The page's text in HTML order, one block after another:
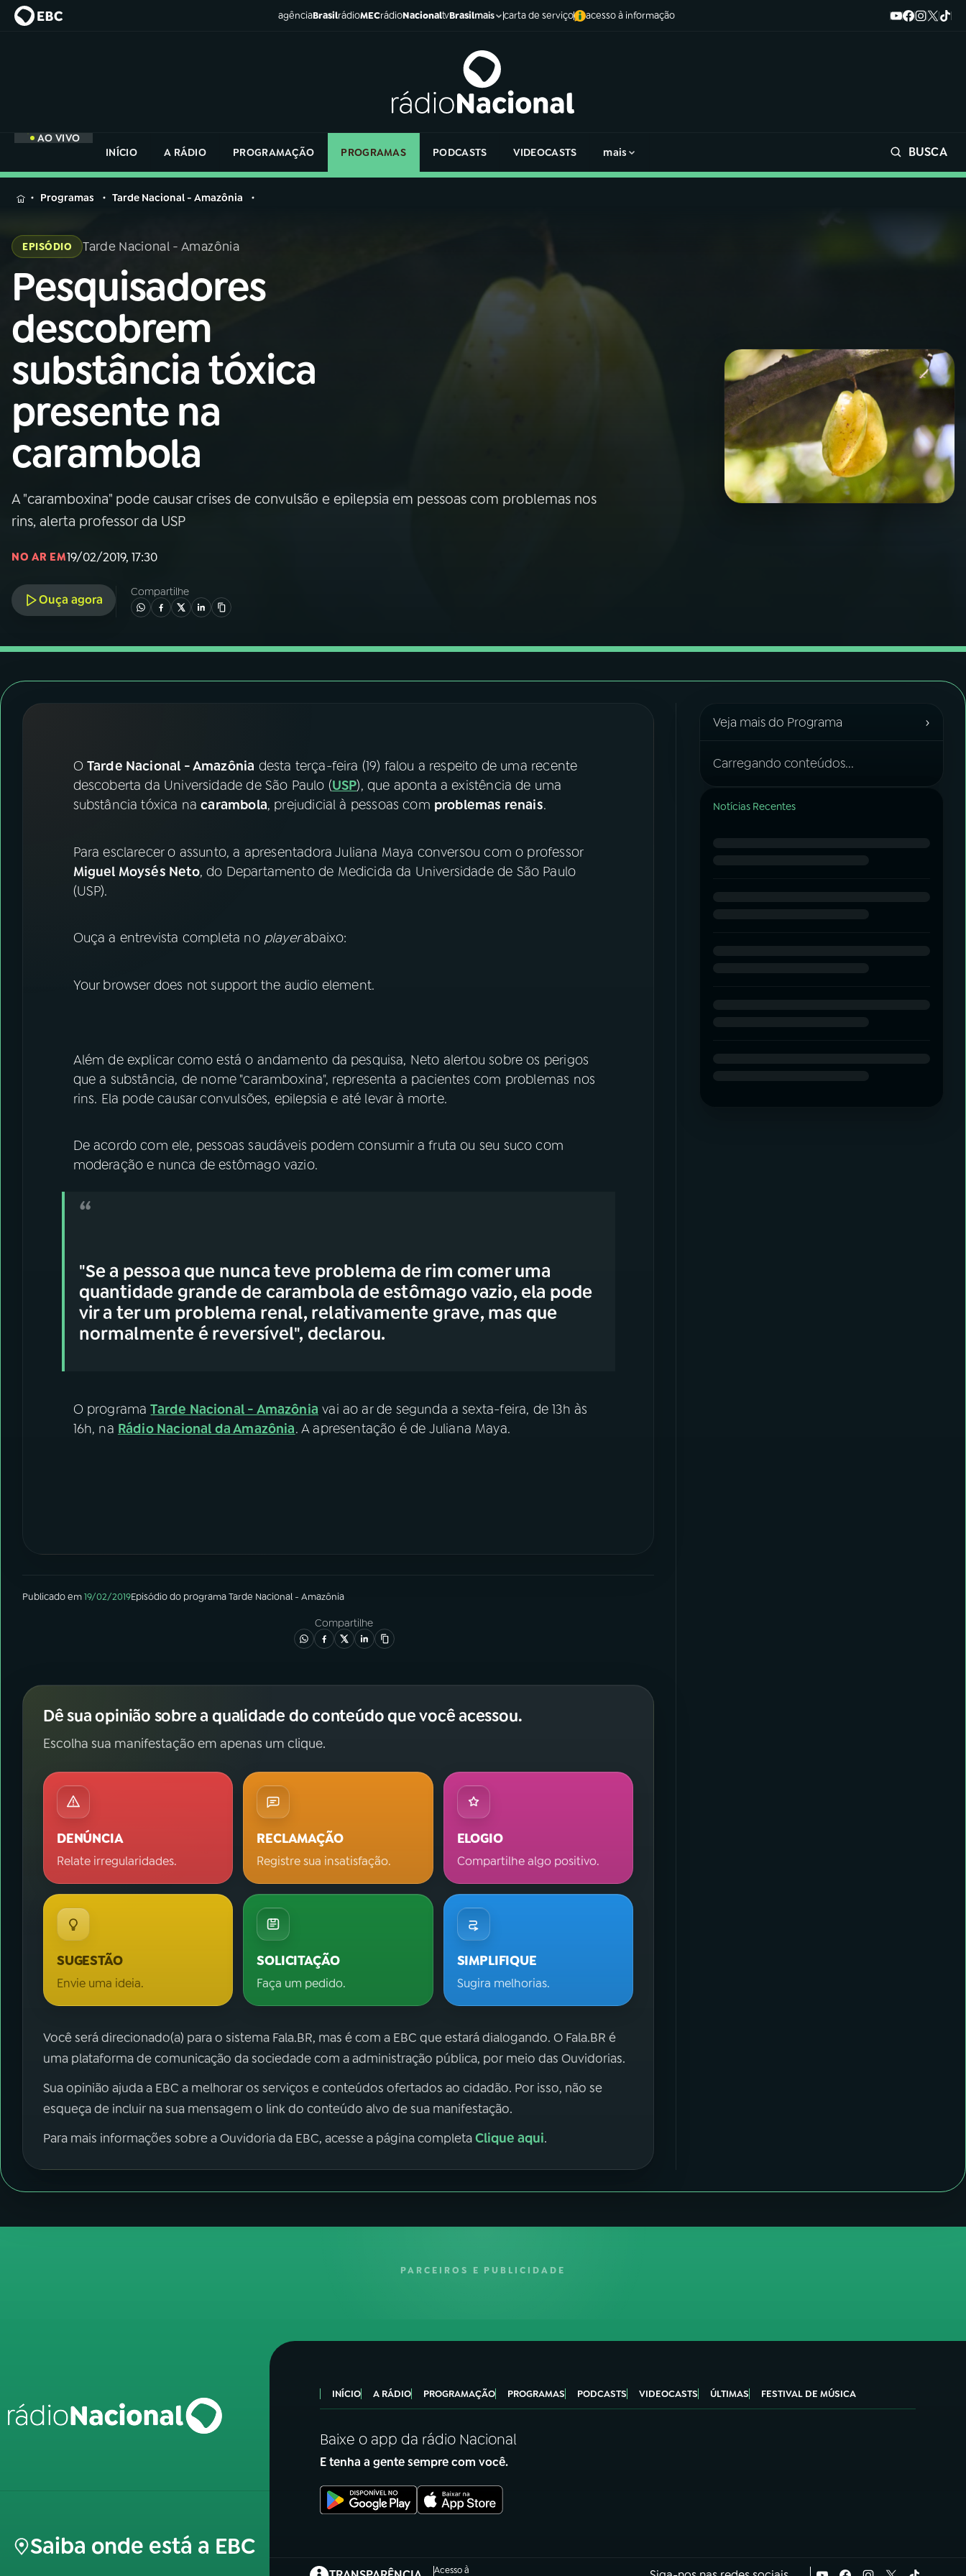
agênciaBrasilrádioMECrádioNacionaltvBrasilmais carta de serviço acesso à informação
AO VIVO
INÍCIO
A RÁDIO PROGRAMAÇÃO PROGRAMAS PODCASTS VIDEOCASTS mais BUSCA
MENU
Buscar
na
Rádio
Nacional
01 INÍCIO
02A RÁDIO
03 PROGRAMAÇÃO
04PROGRAMAS
05 PODCASTS
06VIDEOCASTS
07ÚLTIMAS
YouTube Facebook
Instagram X
na
Rádio
Programas Tarde Nacional - Amazônia
EPISÓDIO Tarde Nacional - Amazônia
Pesquisadores
descobrem
substância tóxica
presente na
carambola
A "caramboxina" pode causar crises de convulsão e epilepsia em pessoas com problemas nos
rins, alerta professor da USP
NO AR EM19/02/2019, 17:30
Ouça agora
Compartilhe
O Tarde Nacional - Amazônia desta terça-feira (19) falou a respeito de uma recente
descoberta da Universidade de São Paulo (USP), que aponta a existência de uma
substância tóxica nacarambola, prejudicial à pessoas com problemas renais.
Para esclarecer o assunto, a apresentadora Juliana Maya conversou com o professor
Miguel Moysés Neto, do Departamento de Medicida da Universidade de São Paulo
(USP).
Ouça a entrevista completa no playerabaixo:
Your browser does not support the audio element.
Além de explicar como está o andamento da pesquisa, Neto alertou sobre os perigos
que a substância, de nome "caramboxina", representa a pacientes com problemas nos
rins. Ela pode causar convulsões, epilepsia e até levar à morte.
De acordo com ele, pessoas saudáveis podem consumir a fruta ou seu suco com
moderação e nunca de estômago vazio.
"Se a pessoa que nunca teve problema de rim comer uma
quantidade grande de carambola de estômago vazio, ela pode
vir a ter um problema renal, relativamente grave, mas que
normalmente é reversível", declarou.
O programaTarde Nacional - Amazônia vai ao ar de segunda a sexta-feira, de 13h às
16h, na Rádio Nacional da Amazônia. A apresentação é de Juliana Maya.
Publicado em19/02/2019Episódiodo programaTarde Nacional - Amazônia
Compartilhe
Dê sua opinião sobre a qualidade do conteúdo que você acessou.
Escolha sua manifestação em apenas um clique.
DENÚNCIA
Relate irregularidades.
RECLAMAÇÃO
Registre sua insatisfação.
ELOGIO
Compartilhe algo positivo.
SUGESTÃO
Envie uma ideia.
SOLICITAÇÃO
Faça um pedido.
SIMPLIFIQUE
Sugira melhorias.
Você será direcionado(a) para o sistema Fala.BR, mas é com a EBC que estará dialogando. O Fala.BR é
uma plataforma de comunicação da sociedade com a administração pública, por meio das Ouvidorias.
Sua opinião ajuda a EBC a melhorar os serviços e conteúdos ofertados ao cidadão. Por isso, não se
esqueça de incluir na sua mensagem o link do conteúdo alvo de sua manifestação.
Para mais informações sobre a Ouvidoria da EBC, acesse a página completaClique aqui.
Veja mais do Programa ›
Carregando conteúdos...
Notícias Recentes
PARCEIROS E PUBLICIDADE
Saiba onde está a EBC
INÍCIO A RÁDIO PROGRAMAÇÃO PROGRAMAS PODCASTS VIDEOCASTS ÚLTIMAS FESTIVAL DE MÚSICA
Baixe o app da rádio Nacional
E tenha a gente sempre com você.
Acesso à